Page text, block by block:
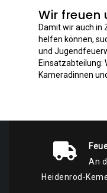
Wir freuen
Damit wir auch in
helfen können,
und
Einsatzabteilung:
Kameradinnen
An
Heidenrod-